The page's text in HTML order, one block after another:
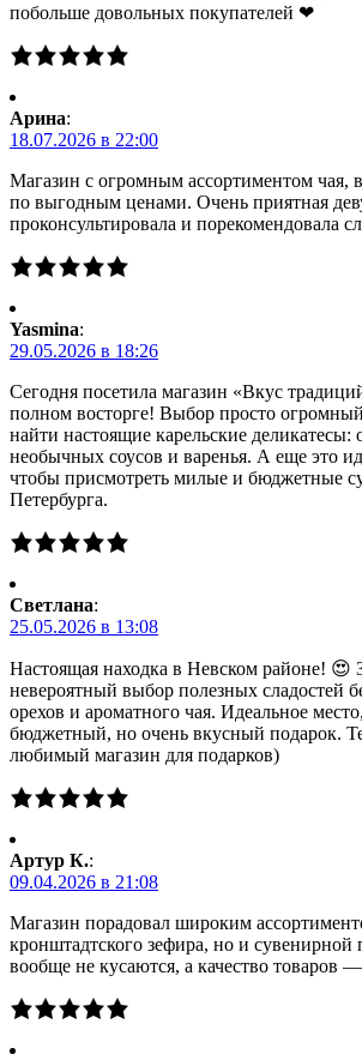
побольше довольных покупателей ❤
Арина:
18.07.2026 в 22:00
Магазин с огромным ассортиментом чая,
по выгодным ценами. Очень приятная
проконсультировала и порекомендовала
Yasmina:
29.05.2026 в 18:26
Сегодня посетила магазин «Вкус
полном восторге! Выбор просто
найти настоящие карельские деликатесы:
необычных соусов и варенья. А еще это
чтобы присмотреть милые и бюджетные
Петербурга.
Светлана:
25.05.2026 в 13:08
Настоящая находка в Невском районе! 😍
невероятный выбор полезных сладостей
орехов и ароматного чая. Идеальное
бюджетный, но очень вкусный подарок.
любимый магазин для подарков)
Артур К.:
09.04.2026 в 21:08
Магазин порадовал широким
кронштадтского зефира, но и
вообще не кусаются, а качество товаров